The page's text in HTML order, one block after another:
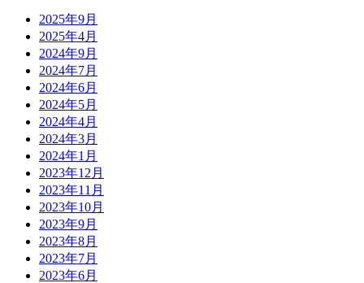
2025年9月
2025年4月
2024年9月
2024年7月
2024年6月
2024年5月
2024年4月
2024年3月
2024年1月
2023年12月
2023年11月
2023年10月
2023年9月
2023年8月
2023年7月
2023年6月